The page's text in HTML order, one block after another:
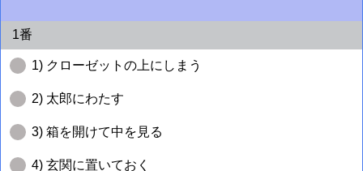
1番
1) クローゼットの上にしまう
2) 太郎にわたす
3) 箱を開けて中を見る
4) 玄関に置いておく